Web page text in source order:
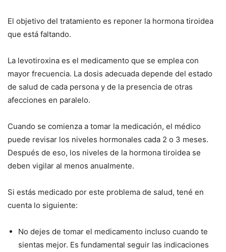
El objetivo del tratamiento es reponer la hormona tiroidea
que está faltando.
La levotiroxina es el medicamento que se emplea con
mayor frecuencia. La dosis adecuada depende del estado
de salud de cada persona y de la presencia de otras
afecciones en paralelo.
Cuando se comienza a tomar la medicación, el médico
puede revisar los niveles hormonales cada 2 o 3 meses.
Después de eso, los niveles de la hormona tiroidea se
deben vigilar al menos anualmente.
Si estás medicado por este problema de salud, tené en
cuenta lo siguiente:
No dejes de tomar el medicamento incluso cuando te
sientas mejor. Es fundamental seguir las indicaciones